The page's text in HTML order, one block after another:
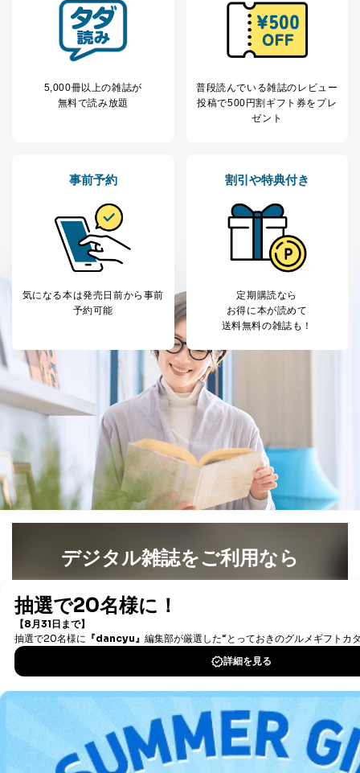
ービス等をご利用
の方の個人情報
個人が特定できない形で取得した
閲覧履歴や購買履歴等の情報を分
析して、趣味・嗜好に
応じた新商品・サービスに関する
当社にお問合わせ
いただいた方の個
お問い合わせ対応、トラブル対
処、オペレーター教育など応対品
当社カスタマーQ＆
サイトのサービス内容のご案内の
ｅメール等による商品、サービ
ス、キャンペーン等の広告に関す
採用応募者の方の
5
当社の従業者の個
人情報
人事、総務などの雇用管理等のた
6
定期購読サービス
等をご利用の方の
購入商品配送のため
提携企業及びお客様がご購入され
た商品の発売元企業からのｅメー
ル等による商品、
サービス、キャンペーン等の広告
に関するご案内のため
7
SNS公式アカウン
トに登録された方
の個人情報
当社のサービス利用状況の把握お
よびその分析のため
お問い合わせ対応、トラブル対
処、オペレーター教育など応対品
質向上のため
その他当社のプライバシーポリシ
ー等にて公表する利用目的達成の
ため
ータ（開示対象個人情報）の利用目的であり、下記4.の
各SNS運営会社様にご請求いただきますようお願い致し
ます。
当社は、取得した個人情報を適切に管理し､あらかじめ
本人の同意を得ることなく第三者に提供することはあり
ません。ただし、次の場合は除きます。
法令に基づく場合
人の生命､身体または財産の保護のために必要がある
場合であって、本人の同意を得ることが困難であると
5,000冊以上の雑誌が
無料で読み放題
普段読んでいる雑誌のレビュー
投稿で500円割ギフト券をプレ
ゼント
事前予約
気になる本は発売日前から事前
予約可能
割引や特典付き
定期購読なら
お得に本が読めて
送料無料の雑誌も！
デジタル雑誌をご利用なら
書籍）が無料で読み放題！
DOWNLOAD FOR IOS
DOWNLOAD FOR ANDROID
ご利用方法はこちら